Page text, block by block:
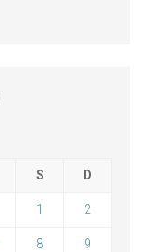
S D
1 2
8 9